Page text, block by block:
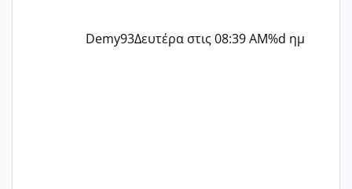
Demy93Δευτέρα στις 08:39 AM%d ημ